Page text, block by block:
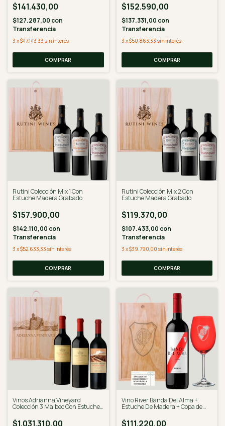
$141.430,00
$127.287,00 con
Transferencia
3 x$47.143,33 sin interés
$152.590,00
$137.331,00 con
Transferencia
3 x$50.863,33 sin interés
Rutini Colección Mix 1 Con
Estuche Madera Grabado
$157.900,00
$142.110,00 con
Transferencia
3 x$52.633,33 sin interés
Rutini Colección Mix 2 Con
Estuche Madera Grabado
$119.370,00
$107.433,00 con
Transferencia
3 x$39.790,00 sin interés
Vinos Adrianna Vineyard
Colección 3 Malbec Con Estuche
$1.031.310,00
Vino River Banda Del Alma +
Estuche De Madera + Copa de
$111.220,00